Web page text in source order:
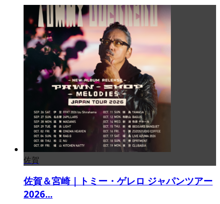
佐賀
佐賀＆宮崎｜トミー・ゲレロ ジャパンツアー
2026...